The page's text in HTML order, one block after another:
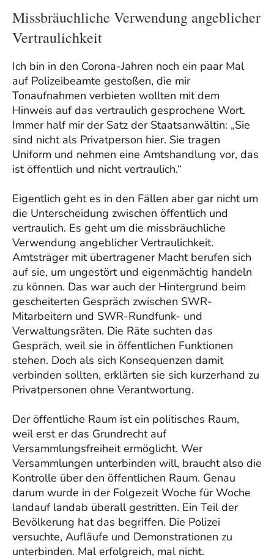
Missbräuchliche Verwendung angeblicher
Vertraulichkeit
Ich bin in den Corona-Jahren noch ein paar Mal
auf Polizeibeamte gestoßen, die mir
Tonaufnahmen verbieten wollten mit dem
Hinweis auf das vertraulich gesprochene Wort.
Immer half mir der Satz der Staatsanwältin: „Sie
sind nicht als Privatperson hier. Sie tragen
Uniform und nehmen eine Amtshandlung vor, das
ist öffentlich und nicht vertraulich.“
Eigentlich geht es in den Fällen aber gar nicht um
die Unterscheidung zwischen öffentlich und
vertraulich. Es geht um die missbräuchliche
Verwendung angeblicher Vertraulichkeit.
Amtsträger mit übertragener Macht berufen sich
auf sie, um ungestört und eigenmächtig handeln
zu können. Das war auch der Hintergrund beim
gescheiterten Gespräch zwischen SWR-
Mitarbeitern und SWR-Rundfunk- und
Verwaltungsräten. Die Räte suchten das
Gespräch, weil sie in öffentlichen Funktionen
stehen. Doch als sich Konsequenzen damit
verbinden sollten, erklärten sie sich kurzerhand zu
Privatpersonen ohne Verantwortung.
Der öffentliche Raum ist ein politisches Raum,
weil erst er das Grundrecht auf
Versammlungsfreiheit ermöglicht. Wer
Versammlungen unterbinden will, braucht also die
Kontrolle über den öffentlichen Raum. Genau
darum wurde in der Folgezeit Woche für Woche
landauf landab überall gestritten. Ein Teil der
Bevölkerung hat das begriffen. Die Polizei
versuchte, Aufläufe und Demonstrationen zu
unterbinden. Mal erfolgreich, mal nicht.